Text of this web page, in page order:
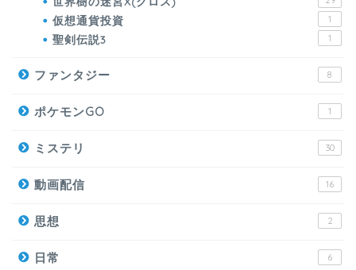
仮想通貨投資 1
聖剣伝説3 1
ファンタジー 8
ポケモンGO 1
ミステリ 30
動画配信 16
思想 2
日常 6